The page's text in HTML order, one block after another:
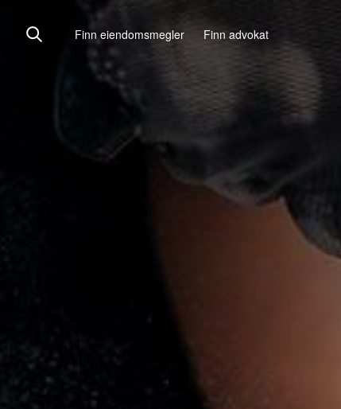
Finn eiendomsmegler
Finn advokat